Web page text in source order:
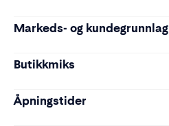
Markeds- og kundegrunnlag
Butikkmiks
Åpningstider